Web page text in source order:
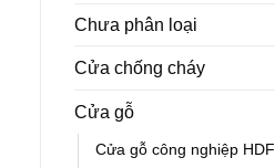
Chưa phân loại
Cửa chống cháy
Cửa gỗ
Cửa gỗ công nghiệp HDF